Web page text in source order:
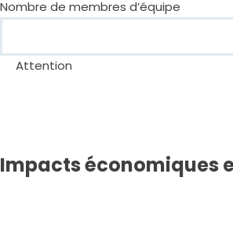
Nombre de membres d’équipe
Attention
Impacts économiques